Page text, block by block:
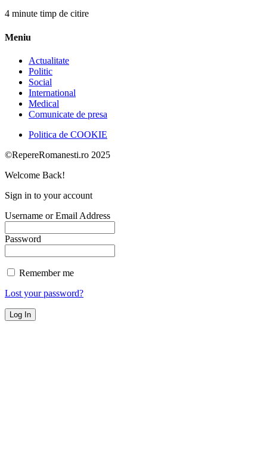
4 minute timp de citire
Meniu
Actualitate
Politic
Social
International
Medical
Comunicate de presa
Politica de COOKIE
©RepereRomanesti.ro 2025
Welcome Back!
Sign in to your account
Username or Email Address
Password
Remember me
Lost your password?